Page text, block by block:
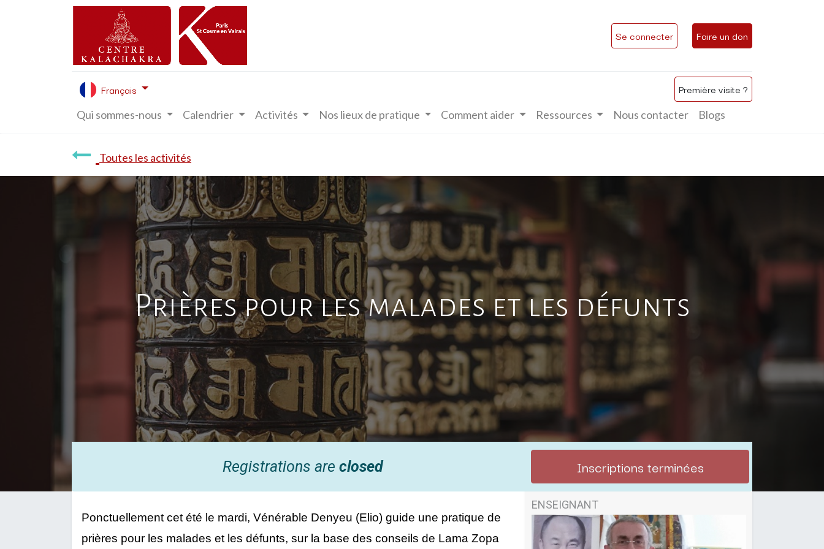
Se connecter Faire un don
Français Première visite ?
Qui sommes-nous Calendrier Activités Nos lieux de pratique Comment aider Ressources Nous contacter Blogs
Toutes les activités
Prières pour les malades et les défunts
Registrations are closed Inscriptions terminées
Ponctuellement cet été le mardi, Vénérable Denyeu (Elio) guide une pratique de
prières pour les malades et les défunts, sur la base des conseils de Lama Zopa
ENSEIGNANT